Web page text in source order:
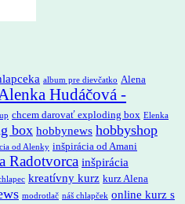
album pre dievčatko Alena
Alenka Hudáčová -
chcem darovať exploding box Elenka
box hobbynews hobbyshop
od Alenky inšpirácia od Amani
Radotvorca inšpirácia
kreatívny kurz kurz Alena
modrotlač náš chlapček online kurz s